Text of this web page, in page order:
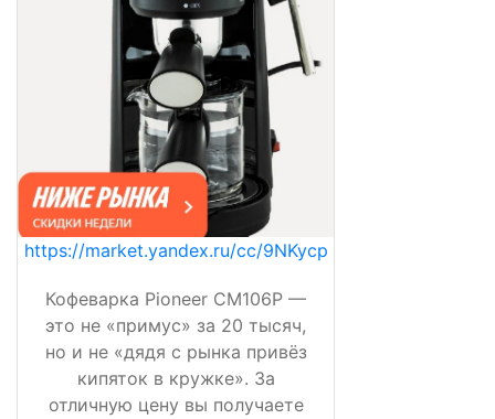
https://market.yandex.ru/cc/9NKycp
Кофеварка Pioneer CM106P —
это не «примус» за 20 тысяч,
но и не «дядя с рынка привёз
кипяток в кружке». За
отличную цену вы получаете